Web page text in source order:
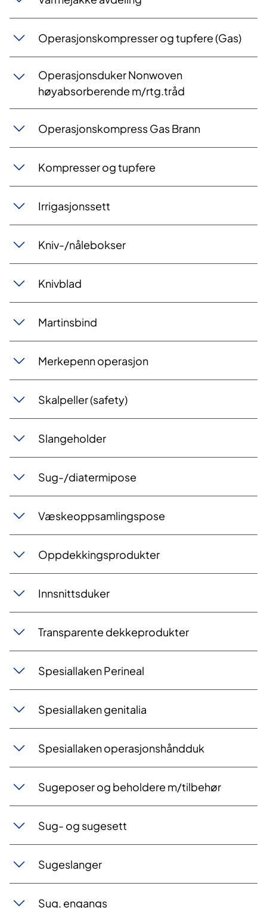
Operasjonskompresser og tupfere (Gas)
Operasjonsduker Nonwoven
høyabsorberende m/rtg.tråd
Operasjonskompress Gas Brann
Kompresser og tupfere
Irrigasjonssett
Kniv-/nålebokser
Knivblad
Martinsbind
Merkepenn operasjon
Skalpeller (safety)
Slangeholder
Sug-/diatermipose
Væskeoppsamlingspose
Oppdekkingsprodukter
Innsnittsduker
Transparente dekkeprodukter
Spesiallaken Perineal
Spesiallaken genitalia
Spesiallaken operasjonshåndduk
Sugeposer og beholdere m/tilbehør
Sug- og sugesett
Sugeslanger
Sug, engangs